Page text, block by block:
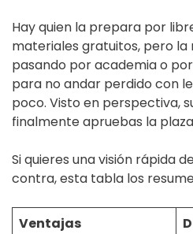
Hay quien la prepara por
materiales gratuitos, pero
pasando por academia o
para no andar perdido con
poco. Visto en perspectiva,
finalmente apruebas la
Si quieres una visión rápida
contra, esta tabla los
Ventajas